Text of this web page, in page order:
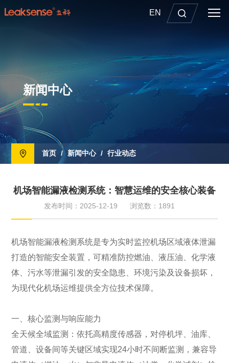
EN
新闻中心
首页 / 新闻中心 / 行业动态
机场智能漏液检测系统：智慧运维的安全核心装备
发布时间：2025-12-19 浏览数：1891
机场智能漏液检测系统是专为实时监控机场区域液体泄漏
打造的智能安全装置，可精准防控燃油、液压油、化学液
体、污水等泄漏引发的安全隐患、环境污染及设备损坏，
为现代化机场运维提供全方位技术保障。
一、核心监测与响应能力
全天候全域监测：依托高精度传感器，对停机坪、油库、
管道、设备间等关键区域实现24小时不间断监测，兼容导